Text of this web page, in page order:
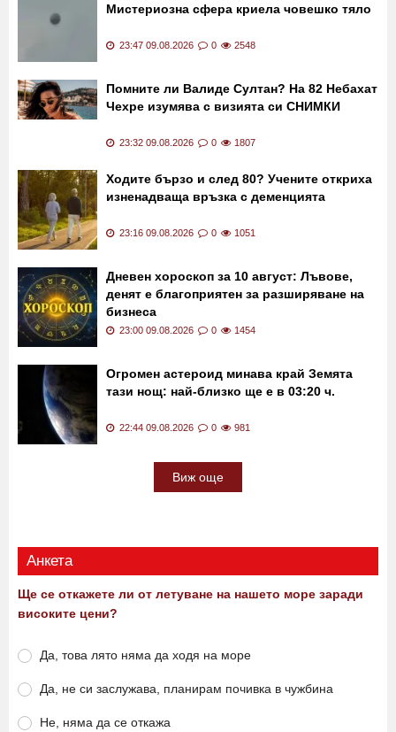
Мистериозна сфера криела човешко тяло
23:47 09.08.2026 0 2548
Помните ли Валиде Султан? На 82 Небахат
Чехре изумява с визията си СНИМКИ
23:32 09.08.2026 0 1807
Ходите бързо и след 80? Учените откриха
изненадваща връзка с деменцията
23:16 09.08.2026 0 1051
Дневен хороскоп за 10 август: Лъвове,
денят е благоприятен за разширяване на
бизнеса
23:00 09.08.2026 0 1454
Огромен астероид минава край Земята
тази нощ: най-близко ще е в 03:20 ч.
22:44 09.08.2026 0 981
Виж още
Анкета
Ще се откажете ли от летуване на нашето море заради
високите цени?
Да, това лято няма да ходя на море
Да, не си заслужава, планирам почивка в чужбина
Не, няма да се откажа